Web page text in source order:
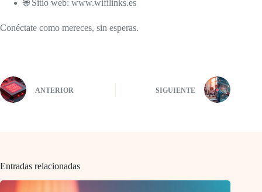
🌐 Sitio web: www.wifilinks.es
Conéctate como mereces, sin esperas.
ANTERIOR SIGUIENTE
Entradas relacionadas